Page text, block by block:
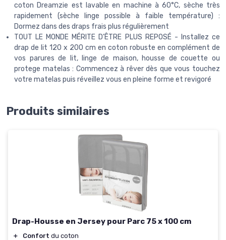
coton Dreamzie est lavable en machine à 60°C, sèche très
rapidement (sèche linge possible à faible température) :
Dormez dans des draps frais plus régulièrement
TOUT LE MONDE MÉRITE D’ÊTRE PLUS REPOSÉ - Installez ce
drap de lit 120 x 200 cm en coton robuste en complément de
vos parures de lit, linge de maison, housse de couette ou
protege matelas : Commencez à rêver dès que vous touchez
votre matelas puis réveillez vous en pleine forme et revigoré
Produits similaires
Drap-Housse en Jersey pour Parc 75 x 100 cm
＋ Confort du coton